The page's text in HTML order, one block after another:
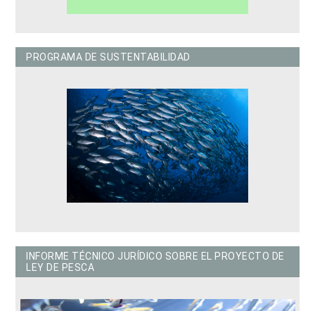
PROGRAMA DE SUSTENTABILIDAD
INFORME TÉCNICO JURÍDICO SOBRE EL PROYECTO DE
LEY DE PESCA